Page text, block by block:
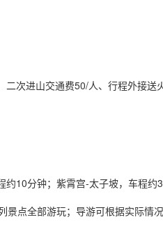
次进山交通费50/人、行程外接送
10分钟；紫霄宫-太子坡，车程
点全部游玩；导游可根据实际情